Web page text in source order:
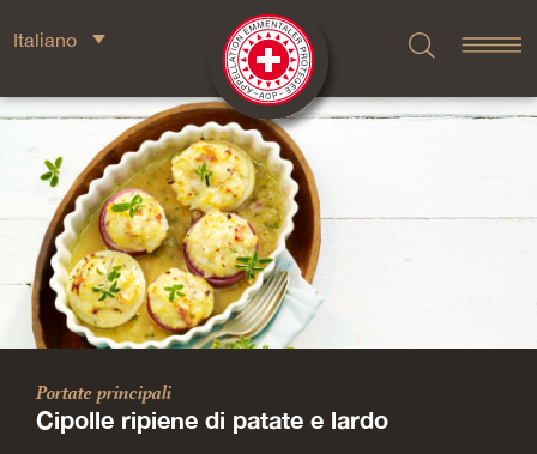
Italiano
Portate principali
Cipolle ripiene di patate e lardo